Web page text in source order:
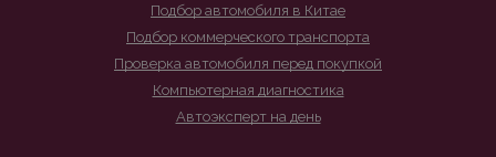
Подбор автомобиля в Китае
Подбор коммерческого транспорта
Проверка автомобиля перед покупкой
Компьютерная диагностика
Автоэксперт на день